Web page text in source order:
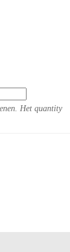
Het quantity